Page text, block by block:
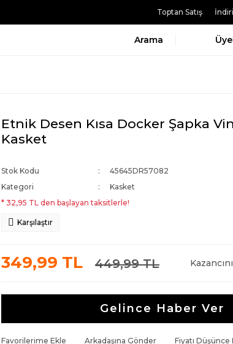
Toptan Satış
Arama
Etnik Desen Kısa Docker Şapka
Kasket
Stok Kodu
45645DR57082
Kategori
Kasket
* 32,95 TL den başlayan taksitlerle!
Karşılaştır
349,99 TL 449,99 TL
Gelince Haber Ver
Favorilerime Ekle Arkadaşına Gönder Fiyatı Düşünce